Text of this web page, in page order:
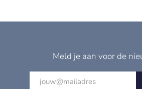
Meld je aan voor de